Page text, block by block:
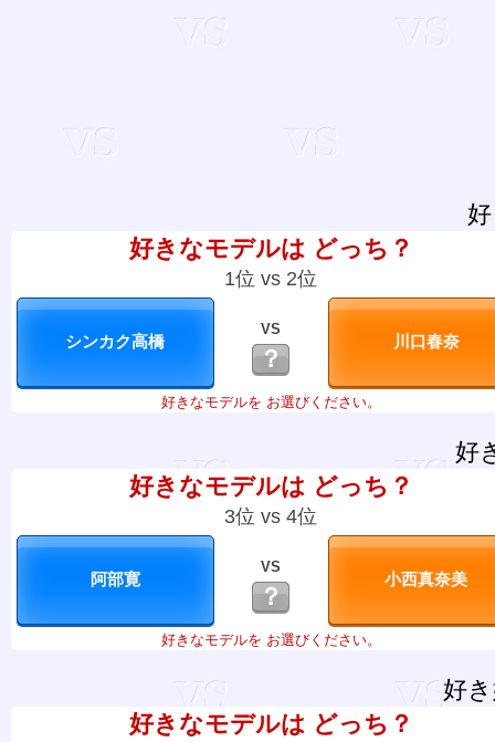
好きなモデルは どっち？
1位 vs 2位
VS
？
好きなモデルを お選びください。
好
好きなモデルは どっち？
3位 vs 4位
VS
？
好きなモデルを お選びください。
好
好きなモデルは どっち？